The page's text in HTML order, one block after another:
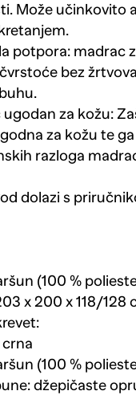
Može učinkovito
potpora: madrac
bez
za kožu:
za kožu te
razloga
dolazi s
(100 %
x 200 x 118/128
crna
(100 %
džepičaste